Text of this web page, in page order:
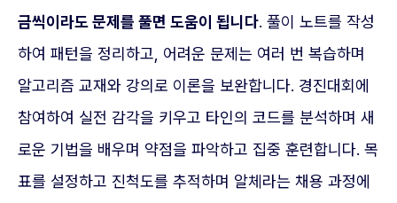
금씩이라도 문제를 풀면 도움이 됩니다. 풀이 노트를 작성
하여 패턴을 정리하고, 어려운 문제는 여러 번 복습하며
알고리즘 교재와 강의로 이론을 보완합니다. 경진대회에
참여하여 실전 감각을 키우고 타인의 코드를 분석하며 새
로운 기법을 배우며 약점을 파악하고 집중 훈련합니다. 목
표를 설정하고 진척도를 추적하며 알체라는 채용 과정에